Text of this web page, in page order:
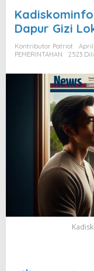
Dapur Gizi
Kontributor Patriot
April
PEMERINTAHAN
2523